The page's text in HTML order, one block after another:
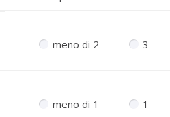
meno di 2 3
meno di 1 1